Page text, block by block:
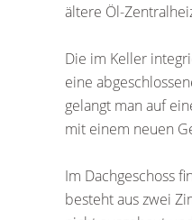
ältere Öl-
Die im Keller
eine
gelangt man auf
mit einem neuen
Im Dachgeschoss
besteht aus zwei